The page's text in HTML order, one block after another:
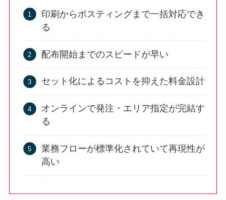
印刷からポスティングまで一括対応でき
る
配布開始までのスピードが早い
セット化によるコストを抑えた料金設計
オンラインで発注・エリア指定が完結す
る
業務フローが標準化されていて再現性が
高い